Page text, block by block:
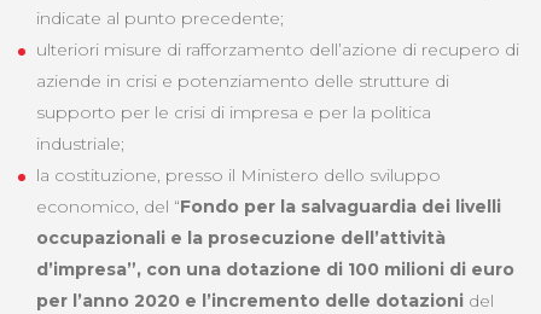
indicate al punto precedente;
ulteriori misure di rafforzamento dell’azione di recupero di
aziende in crisi e potenziamento delle strutture di
supporto per le crisi di impresa e per la politica
industriale;
la costituzione, presso il Ministero dello sviluppo
economico, del “Fondo per la salvaguardia dei livelli
occupazionali e la prosecuzione dell’attività
d’impresa”, con una dotazione di 100 milioni di euro
per l’anno 2020 e l’incremento delle dotazioni del